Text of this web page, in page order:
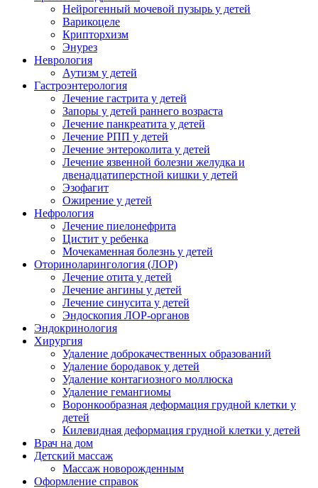
Нейрогенный мочевой пузырь у детей
Варикоцеле
Крипторхизм
Энурез
Неврология
Аутизм у детей
Гастроэнтерология
Лечение гастрита у детей
Запоры у детей раннего возраста
Лечение панкреатита у детей
Лечение РПП у детей
Лечение энтероколита у детей
Лечение язвенной болезни желудка и
двенадцатиперстной кишки у детей
Эзофагит
Ожирение у детей
Нефрология
Лечение пиелонефрита
Цистит у ребенка
Мочекаменная болезнь у детей
Оториноларингология (ЛОР)
Лечение отита у детей
Лечение ангины у детей
Лечение синусита у детей
Эндоскопия ЛОР-органов
Эндокринология
Хирургия
Удаление доброкачественных образований
Удаление бородавок у детей
Удаление контагиозного моллюска
Удаление гемангиомы
Воронкообразная деформация грудной клетки у
детей
Килевидная деформация грудной клетки у детей
Врач на дом
Детский массаж
Массаж новорожденным
Оформление справок